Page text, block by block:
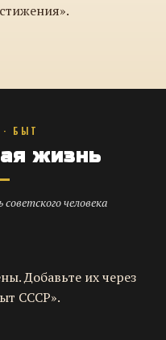
БЫТ
жизнь
советского человека
Добавьте их через
СССР».